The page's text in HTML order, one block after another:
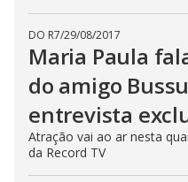
DO R7/29/08/2017
Maria Paula
do amigo
entrevista
Atração vai ao ar nesta
da Record TV